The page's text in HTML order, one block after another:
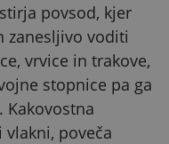
povsod, kjer
zanesljivo voditi
vrvice in trakove,
stopnice pa ga
poveča